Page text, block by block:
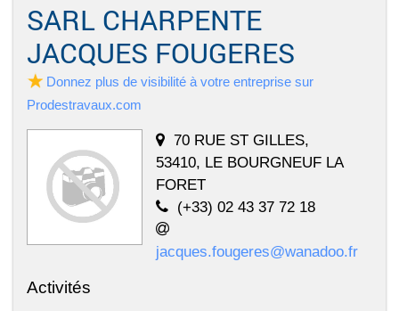
SARL CHARPENTE
JACQUES FOUGERES
Donnez plus de visibilité à votre entreprise sur
Prodestravaux.com
70 RUE ST GILLES,
53410, LE BOURGNEUF LA
FORET
(+33) 02 43 37 72 18
jacques.fougeres@wanadoo.fr
Activités